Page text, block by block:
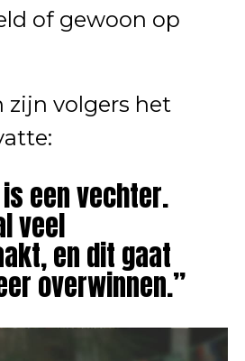
of gewoon op
zijn volgers het
een vechter.
veel
en dit gaat
overwinnen.”